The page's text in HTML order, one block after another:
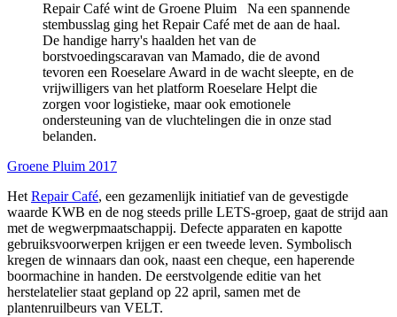
Repair Café wint de Groene Pluim Na een spannende
stembusslag ging het Repair Café met de aan de haal.
De handige harry's haalden het van de
borstvoedingscaravan van Mamado, die de avond
tevoren een Roeselare Award in de wacht sleepte, en de
vrijwilligers van het platform Roeselare Helpt die
zorgen voor logistieke, maar ook emotionele
ondersteuning van de vluchtelingen die in onze stad
belanden.
Groene Pluim 2017
HetRepair Café, een gezamenlijk initiatief van de gevestigde
waarde KWB en de nog steeds prille LETS-groep, gaat de strijd aan
met de wegwerpmaatschappij. Defecte apparaten en kapotte
gebruiksvoorwerpen krijgen er een tweede leven. Symbolisch
kregen de winnaars dan ook, naast een cheque, een haperende
boormachine in handen. De eerstvolgende editie van het
herstelatelier staat gepland op 22 april, samen met de
plantenruilbeurs van VELT.